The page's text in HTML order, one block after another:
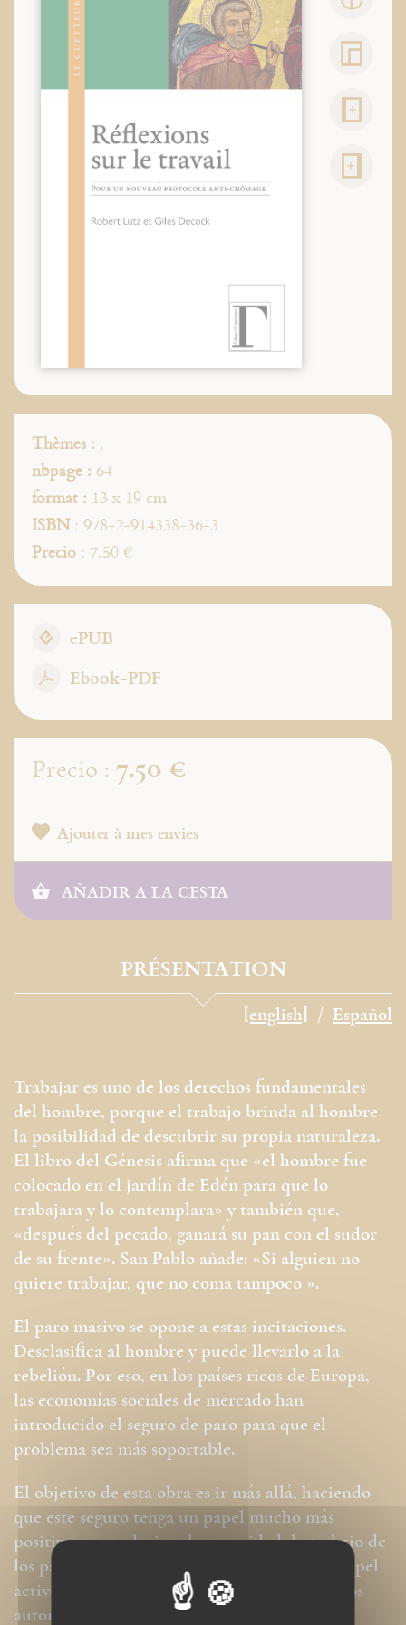
Thèmes : ,
nbpage : 64
format : 13 x 19 cm
ISBN: 978-2-914338-36-3
Precio : 7.50 €
ePUB
Ebook-PDF
Precio : 7.50 €
Ajouter à mes envies
AÑADIR A LA CESTA
PRÉSENTATION
[english] Español
Trabajar es uno de los derechos fundamentales
del hombre, porque el trabajo brinda al hombre
la posibilidad de descubrir su propia naturaleza.
El libro del Génesis afirma que «el hombre fue
colocado en el jardín de Edén para que lo
trabajara y lo contemplara» y también que,
«después del pecado, ganará su pan con el sudor
de su frente». San Pablo añade: «Si alguien no
quiere trabajar, que no coma tampoco ».
El paro masivo se opone a estas incitaciones.
Desclasifica al hombre y puede llevarlo a la
rebelión. Por eso, en los países ricos de Europa,
las economías sociales de mercado han
introducido el seguro de paro para que el
problema sea más soportable.
El objetivo de esta obra es ir más allá, haciendo
que este seguro tenga un papel mucho más
positivo para valorizar la capacidad de trabajo de
los parados y darles, en tanto que tales, un papel
activo en la actividad económica. Para ello, los
autores proponen utilizar la dinámica de los